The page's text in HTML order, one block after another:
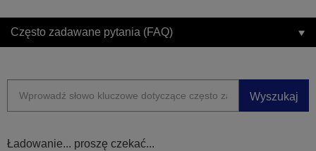
Często zadawane pytania (FAQ)
Wyszukaj
Ładowanie... proszę czekać...